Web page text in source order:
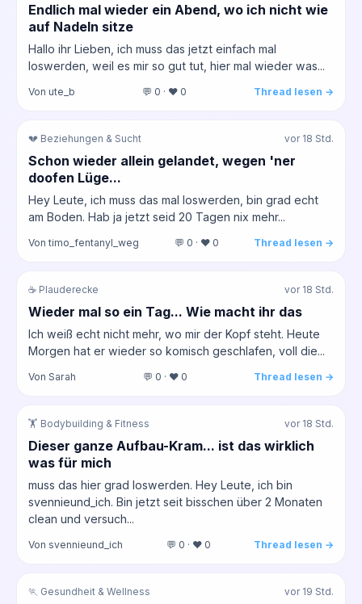
Endlich mal wieder ein Abend, wo ich nicht wie
auf Nadeln sitze
Hallo ihr Lieben, ich muss das jetzt einfach mal
loswerden, weil es mir so gut tut, hier mal wieder was...
Von ute_b 💬 0 · ❤️ 0 Thread lesen →
💔 Beziehungen & Sucht vor 18 Std.
Schon wieder allein gelandet, wegen 'ner
doofen Lüge...
Hey Leute, ich muss das mal loswerden, bin grad echt
am Boden. Hab ja jetzt seid 20 Tagen nix mehr...
Von timo_fentanyl_weg 💬 0 · ❤️ 0 Thread lesen →
☕ Plauderecke vor 18 Std.
Wieder mal so ein Tag... Wie macht ihr das
Ich weiß echt nicht mehr, wo mir der Kopf steht. Heute
Morgen hat er wieder so komisch geschlafen, voll die...
Von Sarah 💬 0 · ❤️ 0 Thread lesen →
🏋️ Bodybuilding & Fitness vor 18 Std.
Dieser ganze Aufbau-Kram... ist das wirklich
was für mich
muss das hier grad loswerden. Hey Leute, ich bin
svennieund_ich. Bin jetzt seit bisschen über 2 Monaten
clean und versuch...
Von svennieund_ich 💬 0 · ❤️ 0 Thread lesen →
🏃 Gesundheit & Wellness vor 19 Std.